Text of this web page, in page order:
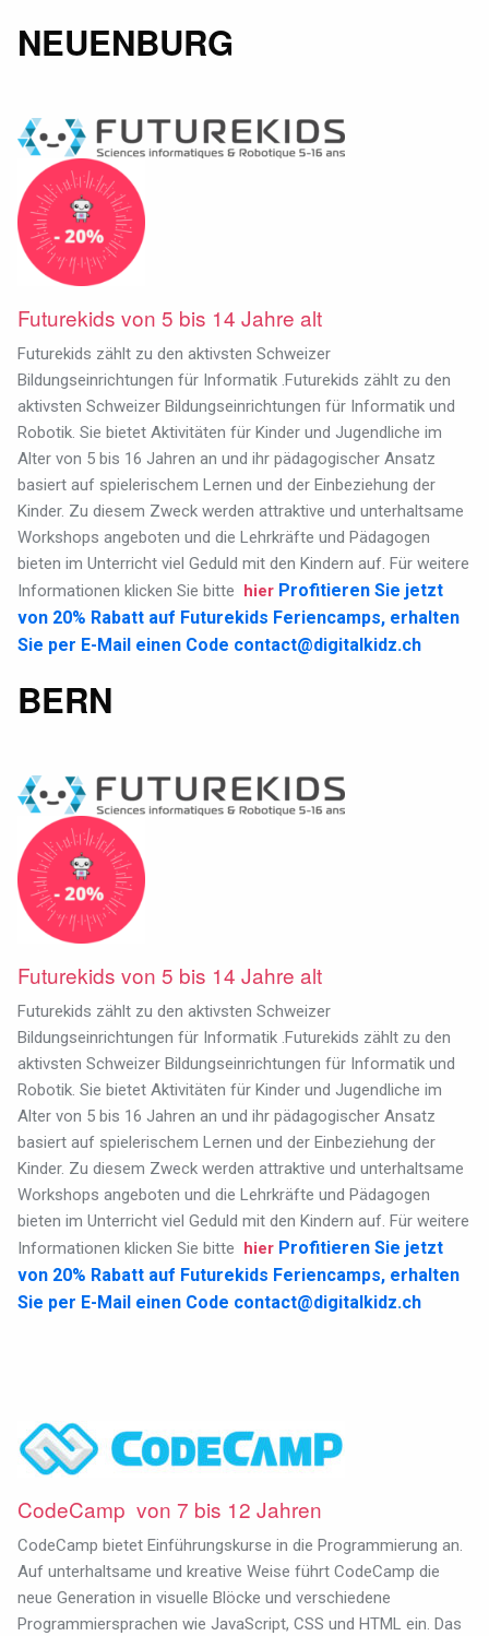
NEUENBURG
Futurekids von 5 bis 14 Jahre alt
Futurekids zählt zu den aktivsten Schweizer
Bildungseinrichtungen für Informatik .Futurekids zählt zu den
aktivsten Schweizer Bildungseinrichtungen für Informatik und
Robotik. Sie bietet Aktivitäten für Kinder und Jugendliche im
Alter von 5 bis 16 Jahren an und ihr pädagogischer Ansatz
basiert auf spielerischem Lernen und der Einbeziehung der
Kinder. Zu diesem Zweck werden attraktive und unterhaltsame
Workshops angeboten und die Lehrkräfte und Pädagogen
bieten im Unterricht viel Geduld mit den Kindern auf. Für weitere
Informationen klicken Sie bitte hier Profitieren Sie jetzt
von 20% Rabatt auf Futurekids Feriencamps, erhalten
Sie per E-Mail einen Code contact@digitalkidz.ch
BERN
Futurekids von 5 bis 14 Jahre alt
Futurekids zählt zu den aktivsten Schweizer
Bildungseinrichtungen für Informatik .Futurekids zählt zu den
aktivsten Schweizer Bildungseinrichtungen für Informatik und
Robotik. Sie bietet Aktivitäten für Kinder und Jugendliche im
Alter von 5 bis 16 Jahren an und ihr pädagogischer Ansatz
basiert auf spielerischem Lernen und der Einbeziehung der
Kinder. Zu diesem Zweck werden attraktive und unterhaltsame
Workshops angeboten und die Lehrkräfte und Pädagogen
bieten im Unterricht viel Geduld mit den Kindern auf. Für weitere
Informationen klicken Sie bitte hier Profitieren Sie jetzt
von 20% Rabatt auf Futurekids Feriencamps, erhalten
Sie per E-Mail einen Code contact@digitalkidz.ch
CodeCamp von 7 bis 12 Jahren
CodeCamp bietet Einführungskurse in die Programmierung an.
Auf unterhaltsame und kreative Weise führt CodeCamp die
neue Generation in visuelle Blöcke und verschiedene
Programmiersprachen wie JavaScript, CSS und HTML ein. Das